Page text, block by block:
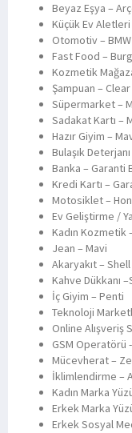
Beyaz Eşya –
Küçük Ev
Otomotiv – BMW
Fast Food –
Kozmetik
Şampuan – Clear
Süpermarket –
Sadakat Kartı –
Hazır Giyim –
Bulaşık
Banka – Garanti
Kredi Kartı –
Motosiklet –
Ev Geliştirme /
Kadın Kozmetik
Jean – Mavi
Akaryakıt – Shell
Kahve Dükkanı
İç Giyim – Penti
Teknoloji
Online Alışveriş
GSM Operatörü
Mücevherat –
İklimlendirme –
Kadın Marka
Erkek Marka
Erkek Sosyal